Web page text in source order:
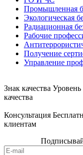
Промышленная
Экологическая
Радиационная
Рабочие
Получение
Управление
Знак качества Уровень
качества
Консультация
клиентам